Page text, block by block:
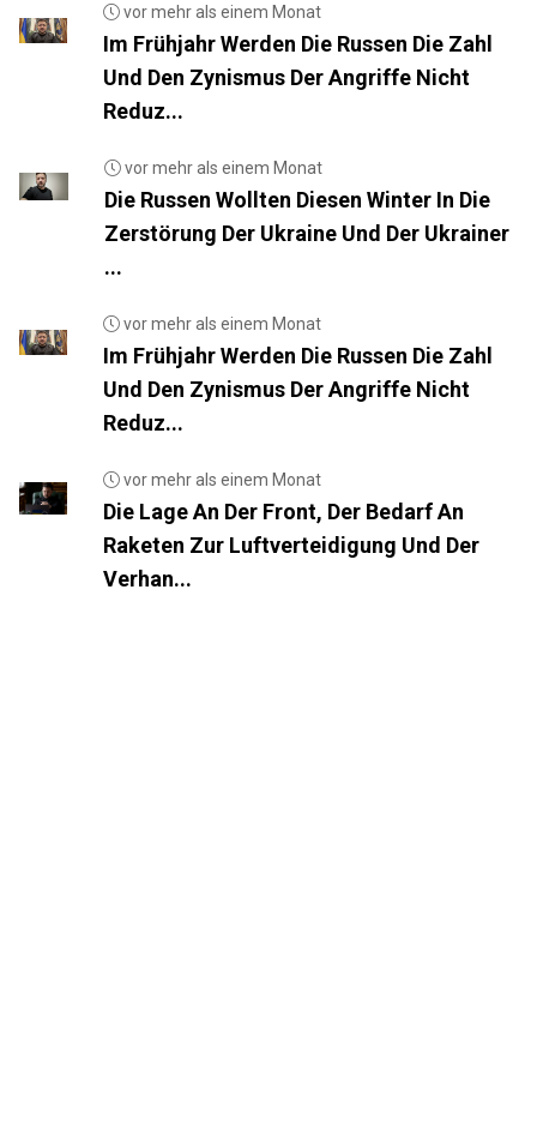
vor mehr als einem Monat
Im Frühjahr Werden Die Russen Die Zahl
Und Den Zynismus Der Angriffe Nicht
Reduz...
vor mehr als einem Monat
Die Russen Wollten Diesen Winter In Die
Zerstörung Der Ukraine Und Der Ukrainer
...
vor mehr als einem Monat
Im Frühjahr Werden Die Russen Die Zahl
Und Den Zynismus Der Angriffe Nicht
Reduz...
vor mehr als einem Monat
Die Lage An Der Front, Der Bedarf An
Raketen Zur Luftverteidigung Und Der
Verhan...